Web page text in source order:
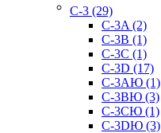
C-3 (29)
C-3A (2)
C-3B (1)
C-3C (1)
C-3D (17)
C-3AЮ (1)
C-3BЮ (3)
C-3CЮ (1)
C-3DЮ (3)